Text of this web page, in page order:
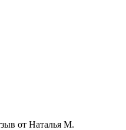
от Наталья М.